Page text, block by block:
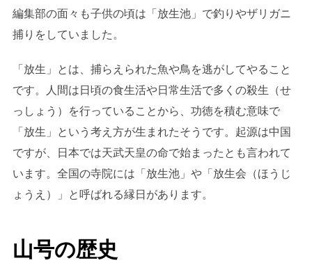
編集部の面々も子供の頃は「放生池」で釣りやザリガニ
捕りをしていました。
「放生」とは、捕らえられた魚や鳥を逃がしてやること
です。人間は日頃の食生活や日常生活で多くの殺生（せ
っしょう）を行っていることから、功徳を積む意味で
「放生」という考え方が生まれたそうです。起源は中国
ですが、日本では天武天皇の命で始まったとも言われて
います。全国の寺院には「放生池」や「放生会（ほうじ
ょうえ）」と呼ばれる縁日があります。
山号の歴史